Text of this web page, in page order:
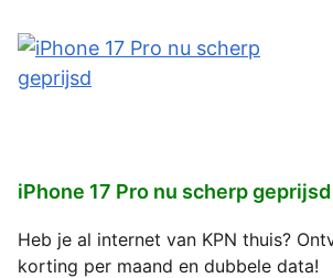
iPhone 17 Pro nu scherp geprijsd
Heb je al internet van KPN thuis?
korting per maand en dubbele data!